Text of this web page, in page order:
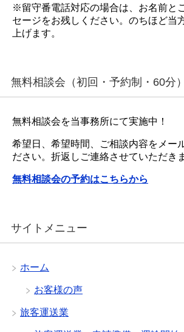
※留守番電話対応の場合は、お名前と
セージをお残しください。のちほど当
上げます。
無料相談会（初回・予約制・60分）
無料相談会を当事務所にて実施中！
希望日、希望時間、ご相談内容をメー
ださい。折返しご連絡させていただき
無料相談会の予約はこちらから
サイトメニュー
ホーム
お客様の声
旅客運送業